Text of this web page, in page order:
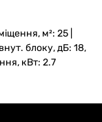
м²: 25 |
блоку, дБ: 18,
кВт: 2.7